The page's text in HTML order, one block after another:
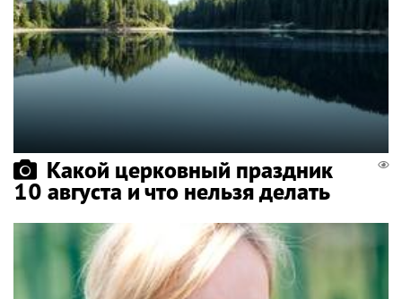
Какой церковный праздник
10 августа и что нельзя делать